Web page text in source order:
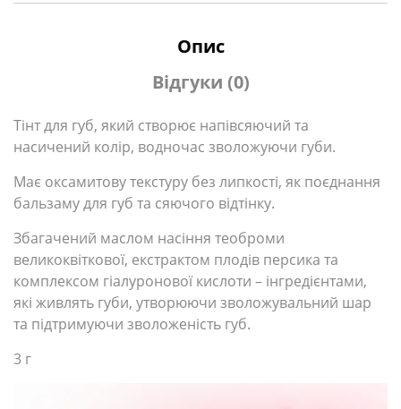
Опис
Відгуки (0)
Тінт для губ, який створює напівсяючий та
насичений колір, водночас зволожуючи губи.
Має оксамитову текстуру без липкості, як поєднання
бальзаму для губ та сяючого відтінку.
Збагачений маслом насіння теоброми
великоквіткової, екстрактом плодів персика та
комплексом гіалуронової кислоти – інгредієнтами,
які живлять губи, утворюючи зволожувальний шар
та підтримуючи зволоженість губ.
3 г